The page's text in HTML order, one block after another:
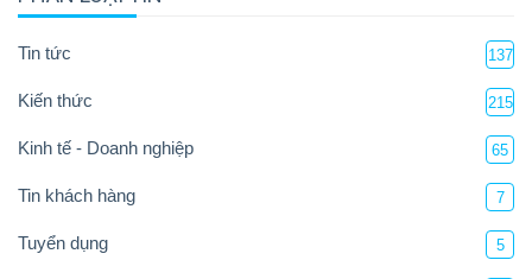
Tin tức 137
Kiến thức 215
Kinh tế - Doanh nghiệp 65
Tin khách hàng 7
Tuyển dụng 5